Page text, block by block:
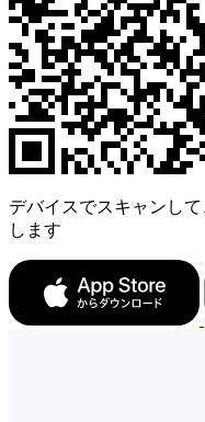
デバイスでスキャンし
します